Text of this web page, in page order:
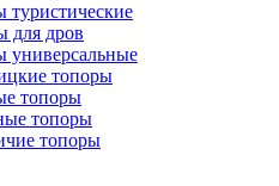
туристические
для дров
универсальные
топоры
топоры
топоры
топоры